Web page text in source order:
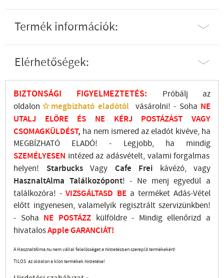
Termék információk:
Elérhetőségek:
BIZTONSÁGI FIGYELMEZTETÉS:
Próbálj az
oldalon ☆megbízható eladótól vásárolni! - Soha NE
UTALJ ELŐRE ÉS NE KÉRJ POSTÁZÁST VAGY
CSOMAGKÜLDÉST, ha nem ismered az eladót kivéve, ha
MEGBÍZHATÓ ELADÓ! - Legjobb, ha mindig
SZEMÉLYESEN intézed az adásvételt, valami forgalmas
helyen! StarbucksVagy Cafe Frei kávézó, vagy
HasznaltAlma Találkozópont! - Ne menj egyedül a
találkozóra! - VIZSGÁLTASD BEa terméket Adás-Vétel
előtt ingyenesen, valamelyik regisztrált szervizünkben!
- Soha NE POSTÁZZ külföldre- Mindig ellenőrizd a
hivatalosApple GARANCIÁT!
A HasznaltAlma.hu nem vállal felelősséget a hirdetésben szereplő termékekért!
TILOS az oldalon a klón termékek hirdetése!